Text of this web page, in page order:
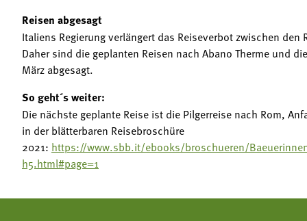
Reisen abgesagt
Italiens Regierung verlängert das Reiseverbot zwischen den
Daher sind die geplanten Reisen nach Abano Therme und
März abgesagt.
So geht´s weiter:
Die nächste geplante Reise ist die Pilgerreise nach Rom,
in der blätterbaren Reisebroschüre
2021: https://www.sbb.it/ebooks/broschueren/
h5.html#page=1